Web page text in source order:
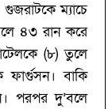
ম্যাচে
৪৩ রান করে
(‌৮)‌ তুলে
ফার্গুসন। বাকি
পরপর দু’‌বলে